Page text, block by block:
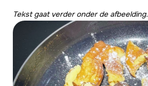
Tekst gaat verder onder de afbeelding.